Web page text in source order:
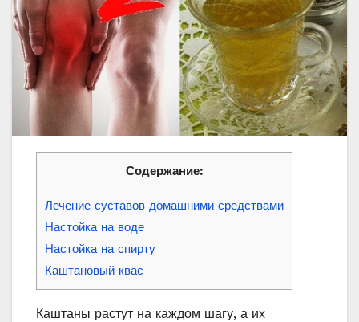
Содержание:
Лечение суставов домашними средствами
Настойка на воде
Настойка на спирту
Каштановый квас
Каштаны растут на каждом шагу, а их